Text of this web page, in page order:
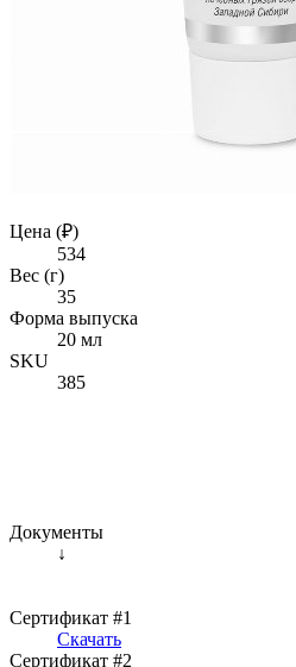
Цена (₽)
534
Вес (г)
35
Форма выпуска
20 мл
SKU
385
Документы
↓
Сертификат #1
Скачать
Сертификат #2